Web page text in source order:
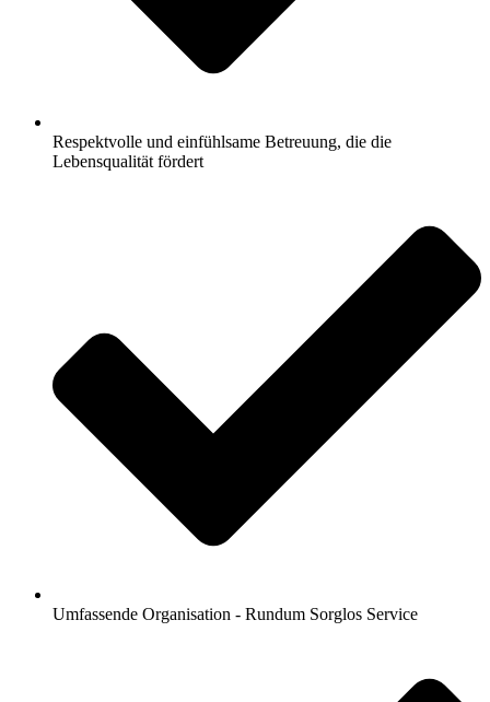
Respektvolle und einfühlsame Betreuung, die die
Lebensqualität fördert
Umfassende Organisation - Rundum Sorglos Service